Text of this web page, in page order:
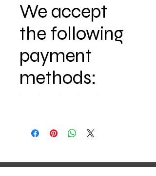
We accept
the following
payment
methods: